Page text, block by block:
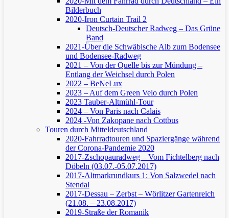
Bilderbuch
2020-Iron Curtain Trail 2
Deutsch-Deutscher Radweg – Das Grüne
Band
2021-Über die Schwäbische Alb zum Bodensee
und Bodensee-Radweg
2021 – Von der Quelle bis zur Mündung –
Entlang der Weichsel durch Polen
2022 – BeNeLux
2023 – Auf dem Green Velo durch Polen
2023 Tauber-Altmühl-Tour
2024 – Von Paris nach Calais
2024 -Von Zakopane nach Cottbus
Touren durch Mitteldeutschland
2020-Fahrradtouren und Spaziergänge während
der Corona-Pandemie 2020
2017-Zschopauradweg – Vom Fichtelberg nach
Döbeln (03.07.-05.07.2017)
2017-Altmarkrundkurs 1: Von Salzwedel nach
Stendal
2017-Dessau – Zerbst – Wörlitzer Gartenreich
(21.08. – 23.08.2017)
2019-Straße der Romanik